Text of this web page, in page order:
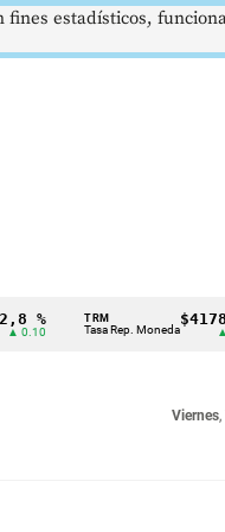
Tasa Rep. Moneda
$4178,23
▲ 0.42
Viernes
estadísticos,